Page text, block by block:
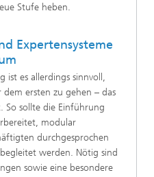
Stufe heben.
Expertensysteme
ist es allerdings sinnvoll,
ersten zu gehen – das
So sollte die Einführung
modular
durchgesprochen
werden. Nötig sind
sowie eine besondere